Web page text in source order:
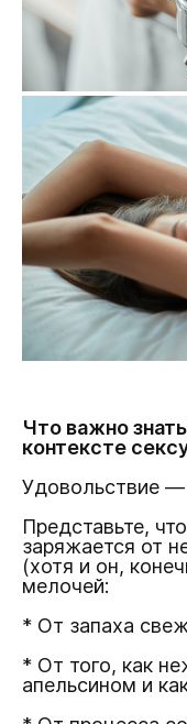
Что важно
контексте
Удовольствие —
Представьте,
заряжается от
(хотя и он,
мелочей:
* От запаха
* От того, как
апельсином и